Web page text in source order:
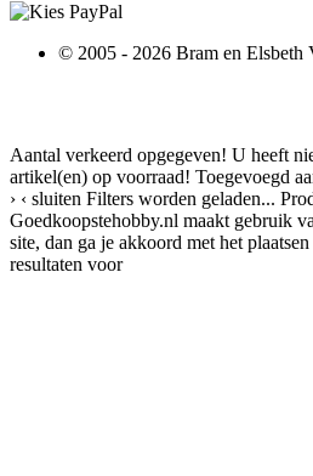
© 2005 - 2026 Bram en Elsbeth
Aantal verkeerd opgegeven! U heeft
artikel(en) op voorraad! Toegevoegd
› ‹ sluiten Filters worden geladen...
Goedkoopstehobby.nl maakt gebruik
site, dan ga je akkoord met het
resultaten voor